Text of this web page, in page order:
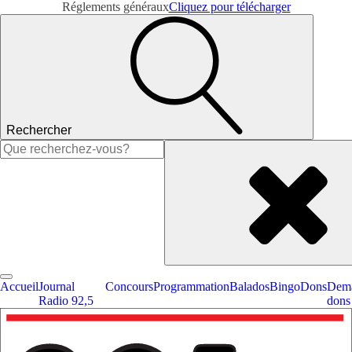
Réglements générauxCliquez pour télécharger
Rechercher
Rechercher :
AccueilJournal
Radio 92,5
ConcoursProgrammationBaladosBingoDons
dons